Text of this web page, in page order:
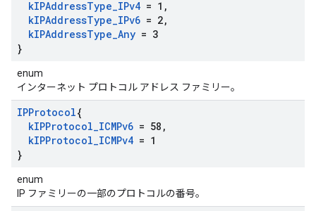
kIPAddressType_IPv4 = 1 ,
kIPAddressType_IPv6 = 2,
kIPAddressType_Any = 3
}
enum
インターネット プロトコル アドレス ファミリー。
IPProtocol{
kIPProtocol_ICMPv6 = 58 ,
kIPProtocol_ICMPv4 = 1
}
enum
IP ファミリーの一部のプロトコルの番号。